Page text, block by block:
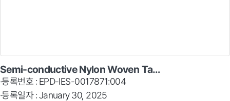
Semi-conductive Nylon Woven Ta…
·등록번호 : EPD-IES-0017871:004
·등록일자 : January 30, 2025